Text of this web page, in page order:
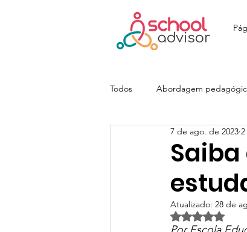
Todos Abordagem
Ensino Fundamental
Colégio João Paulo I - JOPA
7 de ago. de 2023
Atualizado: 28 de
Avaliado